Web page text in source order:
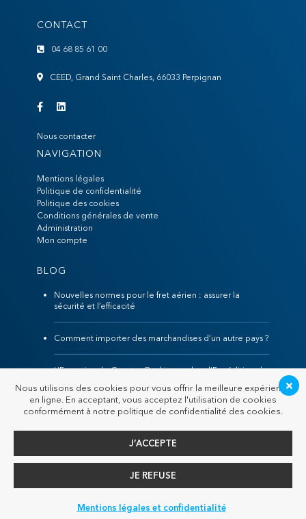
CONTACT
04 68 85 61 00
CEED, Grand Saint Charles, 66033 Perpignan
Nous contacter
NAVIGATION
Mentions légales
Politique de confidentialité
Politique des cookies
Conditions générales de vente
Administration
Mon compte
BLOG
Nouvelles normes pour le fret aérien : assurer la
sécurité et l’efficacité
Comment importer des marchandises d’un autre pays ?
L’Expertise de Guanter Rodriguez dans l’Expédition de
© 2026 GR Logistique |Site créé avec passion parAgence Point
Com Perpignan
Français
Nous utilisons des cookies pour vous offrir la meilleure expérience
en ligne. En acceptant, vous acceptez l'utilisation de cookies
conformément à notre politique de confidentialité des cookies.
J’ACCEPTE
JE REFUSE
Mentions légales et confidentialité